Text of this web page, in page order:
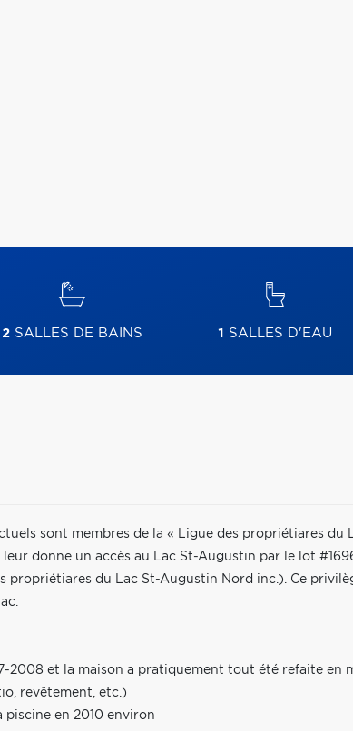
2SALLES DE BAINS 1 SALLES D'EAU
sont membres de la « Ligue des propriétiares du
donne un accès au Lac St-Augustin par le lot
propriétiares du Lac St-Augustin Nord inc.). Ce
2008 et la maison a pratiquement tout été refaite en
revêtement, etc.)
piscine en 2010 environ